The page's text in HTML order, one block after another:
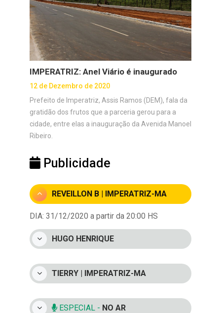
IMPERATRIZ: Anel Viário é inaugurado
12 de Dezembro de 2020
Prefeito de Imperatriz, Assis Ramos (DEM), fala da
gratidão dos frutos que a parceria gerou para a
cidade, entre elas a inauguração da Avenida Manoel
Ribeiro.
Publicidade
REVEILLON B | IMPERATRIZ-MA
DIA: 31/12/2020 a partir da 20:00 HS
HUGO HENRIQUE
TIERRY | IMPERATRIZ-MA
ESPECIAL - NO AR